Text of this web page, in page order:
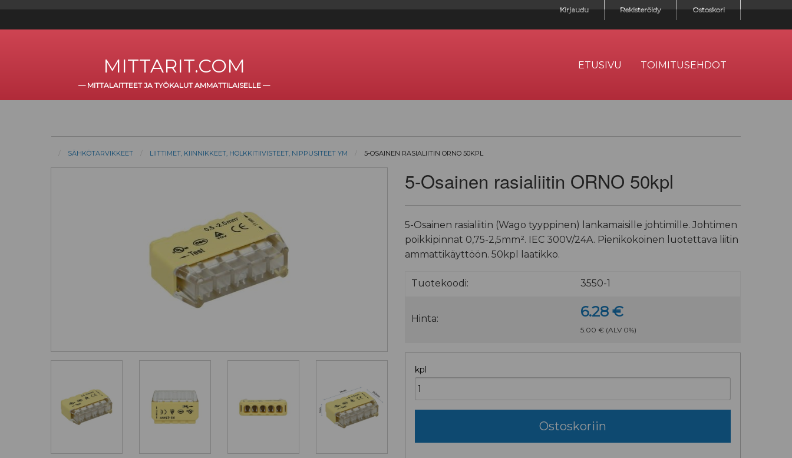
Kirjaudu Rekisteröidy Ostoskori
MITTARIT.COM
— MITTALAITTEET JA TYÖKALUT AMMATTILAISELLE—
ETUSIVU TOIMITUSEHDOT
SÄHKÖTARVIKKEET LIITTIMET, KIINNIKKEET, HOLKKITIIVISTEET, NIPPUSITEET YM 5-OSAINEN RASIALIITIN ORNO 50KPL
5-Osainen rasialiitin ORNO 50kpl
5-Osainen rasialiitin (Wago tyyppinen) lankamaisille johtimille. Johtimen
poikkipinnat 0,75-2,5mm². IEC 300V/24A. Pienikokoinen luotettava liitin
ammattikäyttöön. 50kpl laatikko.
Tuotekoodi: 3550-1
Hinta: 6.28 €
5.00 € (ALV 0%)
kpl